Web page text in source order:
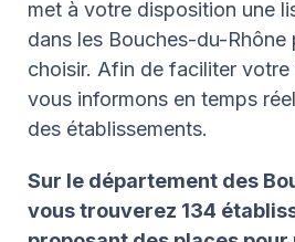
met à votre disposition une
dans les Bouches-du-Rhône
choisir. Afin de faciliter votre
vous informons en temps
des établissements.
Sur le département des
vous trouverez 134